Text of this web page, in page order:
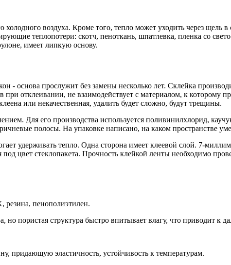
воздуха. Кроме того, тепло может уходить через щель
теплопотери: скотч, пеноткань, шпатлевка, пленка со
имеет липкую основу.
основа прослужит без замены несколько лет. Склейка
отклеивании, не взаимодействует с материалом, к которому
или некачественная, удалить будет сложно, будут трещины.
Для его производства используется поливинилхлорид,
полосы. На упаковке написано, на каком пространстве
удерживать тепло. Одна сторона имеет клеевой слой. 7-
цвет стеклопакета. Прочность клейкой ленты необходимо
резина, пенополиэтилен.
но пористая структура быстро впитывает влагу, что приводит к
придающую эластичность, устойчивость к температурам.